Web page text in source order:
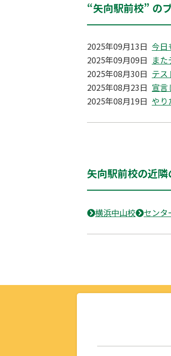
“矢向駅前校” の
2025年09月13日 今日
2025年09月09日 ま
2025年08月30日 テス
2025年08月23日 宣言
2025年08月19日 やり
矢向駅前校の近隣
横浜中山校 センタ